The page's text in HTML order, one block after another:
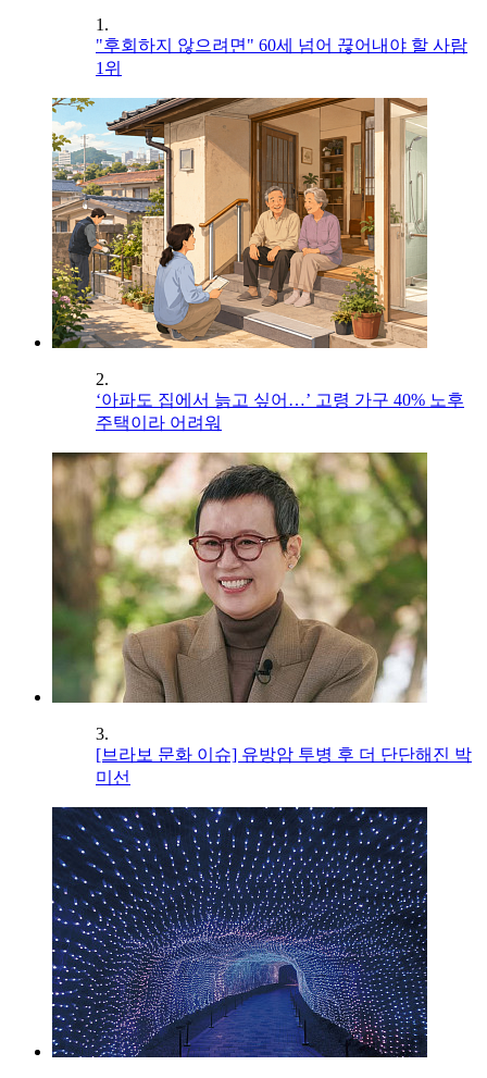
1.
"후회하지 않으려면" 60세 넘어 끊어내야 할 사람
1위
2.
‘아파도 집에서 늙고 싶어…’ 고령 가구 40% 노후
주택이라 어려워
3.
[브라보 문화 이슈] 유방암 투병 후 더 단단해진 박
미선